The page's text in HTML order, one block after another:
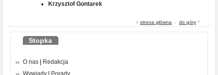
Krzysztof Gontarek
« strona główna - do góry ^
Stopka
O nas
Redakcja
Wywiady
Porady